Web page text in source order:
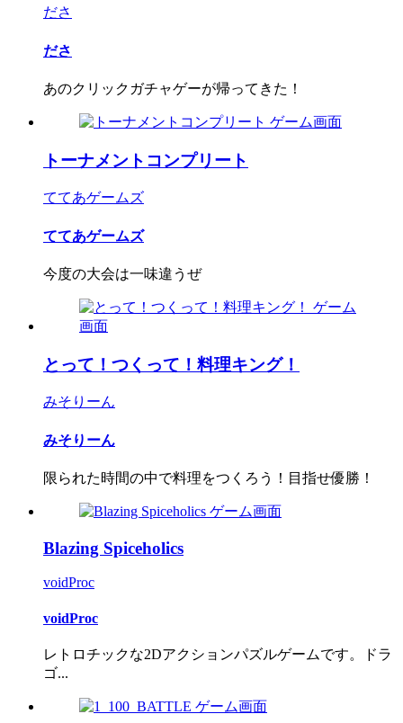
ださ
ださ
あのクリックガチャゲーが帰ってきた！
トーナメントコンプリート
ててあゲームズ
ててあゲームズ
今度の大会は一味違うぜ
とって！つくって！料理キング！
みそりーん
みそりーん
限られた時間の中で料理をつくろう！目指せ優勝！
Blazing Spiceholics
voidProc
voidProc
レトロチックな2Dアクションパズルゲームです。ドラ
ゴ...